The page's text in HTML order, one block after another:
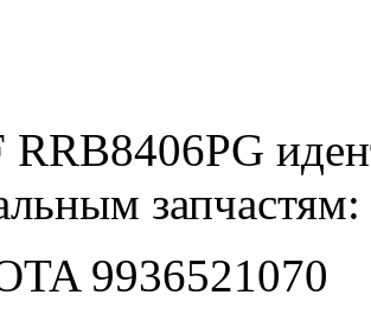
запчастям:
9936521070